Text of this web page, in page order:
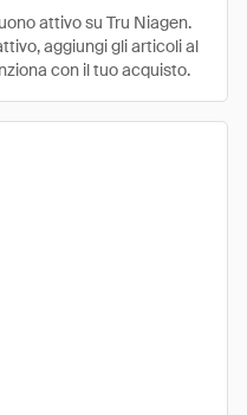
attivo su Tru Niagen.
aggiungi gli articoli al
con il tuo acquisto.